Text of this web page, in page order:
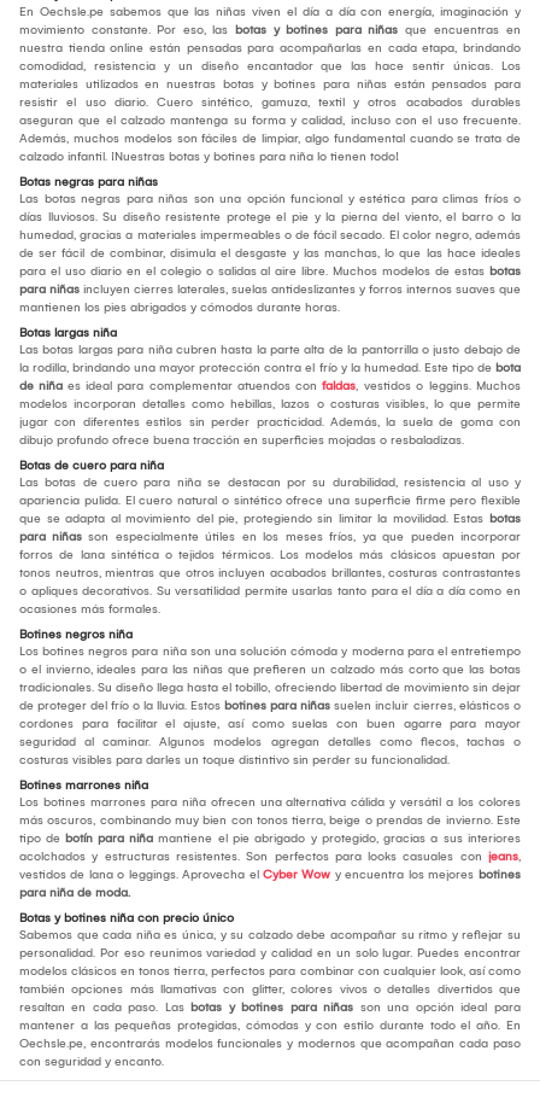
En Oechsle.pe sabemos que las niñas viven el día a día con energía, imaginación y
movimiento constante. Por eso, las botas y botines para niñas que encuentras en
nuestra tienda online están pensadas para acompañarlas en cada etapa, brindando
comodidad, resistencia y un diseño encantador que las hace sentir únicas. Los
materiales utilizados en nuestras botas y botines para niñas están pensados para
resistir el uso diario. Cuero sintético, gamuza, textil y otros acabados durables
aseguran que el calzado mantenga su forma y calidad, incluso con el uso frecuente.
Además, muchos modelos son fáciles de limpiar, algo fundamental cuando se trata de
calzado infantil. ¡Nuestras botas y botines para niña lo tienen todo!
Botas negras para niñas
Las botas negras para niñas son una opción funcional y estética para climas fríos o
días lluviosos. Su diseño resistente protege el pie y la pierna del viento, el barro o la
humedad, gracias a materiales impermeables o de fácil secado. El color negro, además
de ser fácil de combinar, disimula el desgaste y las manchas, lo que las hace ideales
para el uso diario en el colegio o salidas al aire libre. Muchos modelos de estas botas
para niñas incluyen cierres laterales, suelas antideslizantes y forros internos suaves que
mantienen los pies abrigados y cómodos durante horas.
Botas largas niña
Las botas largas para niña cubren hasta la parte alta de la pantorrilla o justo debajo de
la rodilla, brindando una mayor protección contra el frío y la humedad. Este tipo de bota
de niña es ideal para complementar atuendos con faldas, vestidos o leggins. Muchos
modelos incorporan detalles como hebillas, lazos o costuras visibles, lo que permite
jugar con diferentes estilos sin perder practicidad. Además, la suela de goma con
dibujo profundo ofrece buena tracción en superficies mojadas o resbaladizas.
Botas de cuero para niña
Las botas de cuero para niña se destacan por su durabilidad, resistencia al uso y
apariencia pulida. El cuero natural o sintético ofrece una superficie firme pero flexible
que se adapta al movimiento del pie, protegiendo sin limitar la movilidad. Estas botas
para niñas son especialmente útiles en los meses fríos, ya que pueden incorporar
forros de lana sintética o tejidos térmicos. Los modelos más clásicos apuestan por
tonos neutros, mientras que otros incluyen acabados brillantes, costuras contrastantes
o apliques decorativos. Su versatilidad permite usarlas tanto para el día a día como en
ocasiones más formales.
Botines negros niña
Los botines negros para niña son una solución cómoda y moderna para el entretiempo
o el invierno, ideales para las niñas que prefieren un calzado más corto que las botas
tradicionales. Su diseño llega hasta el tobillo, ofreciendo libertad de movimiento sin dejar
de proteger del frío o la lluvia. Estos botines para niñas suelen incluir cierres, elásticos o
cordones para facilitar el ajuste, así como suelas con buen agarre para mayor
seguridad al caminar. Algunos modelos agregan detalles como flecos, tachas o
costuras visibles para darles un toque distintivo sin perder su funcionalidad.
Botines marrones niña
Los botines marrones para niña ofrecen una alternativa cálida y versátil a los colores
más oscuros, combinando muy bien con tonos tierra, beige o prendas de invierno. Este
tipo de botín para niña mantiene el pie abrigado y protegido, gracias a sus interiores
acolchados y estructuras resistentes. Son perfectos para looks casuales con jeans,
vestidos de lana o leggings. Aprovecha el Cyber Wow y encuentra los mejores botines
para niña de moda.
Botas y botines niña con precio único
Sabemos que cada niña es única, y su calzado debe acompañar su ritmo y reflejar su
personalidad. Por eso reunimos variedad y calidad en un solo lugar. Puedes encontrar
modelos clásicos en tonos tierra, perfectos para combinar con cualquier look, así como
también opciones más llamativas con glitter, colores vivos o detalles divertidos que
resaltan en cada paso. Las botas y botines para niñas son una opción ideal para
mantener a las pequeñas protegidas, cómodas y con estilo durante todo el año. En
Oechsle.pe, encontrarás modelos funcionales y modernos que acompañan cada paso
con seguridad y encanto.